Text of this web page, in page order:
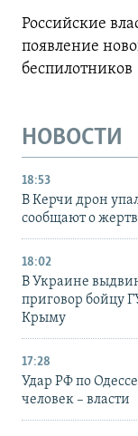
Российские
появление
беспилотников
НОВОСТИ
18:53
В Керчи дрон
сообщают о
18:02
В Украине
приговор бойцу
Крыму
17:28
Удар РФ по
человек – власти